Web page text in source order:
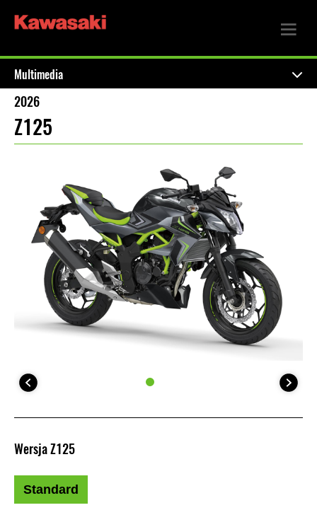
Multimedia
2026
Z125
Wersja Z125
Standard